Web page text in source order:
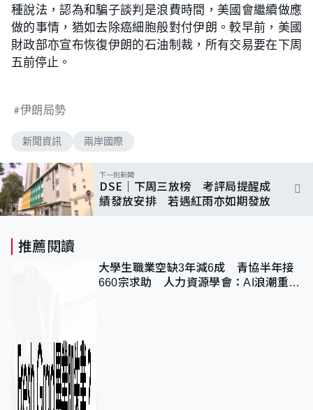
種說法，認為和騙子談判是浪費時間，美國會繼續做應
做的事情，猶如去除癌細胞般對付伊朗。較早前，美國
財政部亦宣布恢復伊朗的石油制裁，所有交易要在下周
五前停止。
伊朗局勢
新聞資訊 兩岸國際
下一則新聞
DSE｜下周三放榜 考評局提醒成
績發放安排 若遇紅雨亦如期發放
推薦閱讀
大學生職業空缺3年減6成 青協半年接
660宗求助 人力資源學會：AI浪潮重整